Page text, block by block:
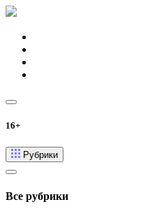
16+
Рубрики
Все рубрики